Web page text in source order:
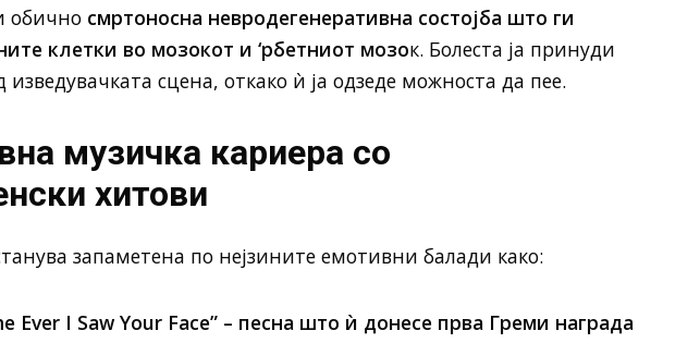
обично смртоносна невродегенеративна состојба што ги
клетки во мозокот и ‘рбетниот мозок. Болеста ја принуди
изведувачката сцена, откако ѝ ја одзеде можноста да пее.
музичка кариера со
хитови
запаметена по нејзините емотивни балади како:
Ever I Saw Your Face” – песна што ѝ донесе прва Греми награда